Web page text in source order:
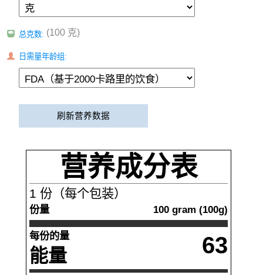
总克数: (100 克)
日需量年龄组:
刷新营养数据
营养成分表
1 份（每个包装）
份量 100 gram (100g)
每份的量
能量 63